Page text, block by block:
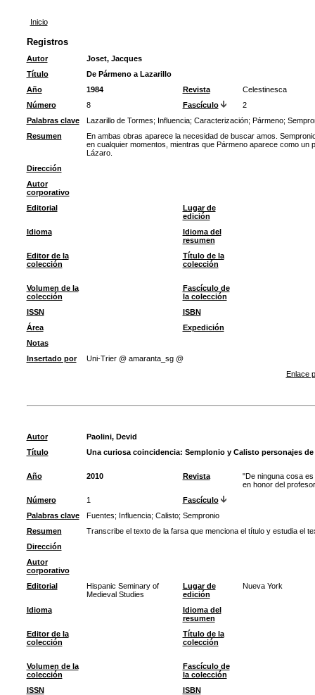
Inicio
Registros
Autor
Joset, Jacques
Título
De Pármeno a Lazarillo
Año
1984 Revista
Celestinesca
Número
8 Fascículo
2
Palabras clave
Lazarillo de Tormes; Influencia; Caracterización; Pármeno;
Resumen
En ambas obras aparece la necesidad de buscar amos.
en cualquier momentos, mientras que Pármeno aparece como
Lázaro.
Dirección
Autor
corporativo
Editorial
Lugar de
edición
Idioma
Idioma del
resumen
Editor de la
colección
Título de la
colección
Volumen de la
colección
Fascículo de
la colección
ISSN
ISBN
Área
Expedición
Notas
Insertado por
Uni-Trier @ amaranta_sg @
Enlace
Autor
Paolini, Devid
Título
Una curiosa coincidencia: Semplonio y Calisto personajes
Año 2010 Revista
"De ninguna cosa
en honor del
Número
1
Fascículo
Palabras clave
Fuentes; Influencia; Calisto; Sempronio
Resumen
Transcribe el texto de la farsa que menciona el título y estudia el
Dirección
Autor
corporativo
Editorial
Hispanic Seminary of
Medieval Studies
Lugar de
edición
Nueva York
Idioma
Idioma del
resumen
Editor de la
colección
Título de la
colección
Volumen de la
colección
Fascículo de
la colección
ISSN
ISBN